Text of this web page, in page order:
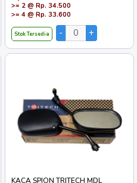
Rp. 35.300 / KTK
>= 2 @ Rp. 34.500
>= 4 @ Rp. 33.600
Stok Tersedia